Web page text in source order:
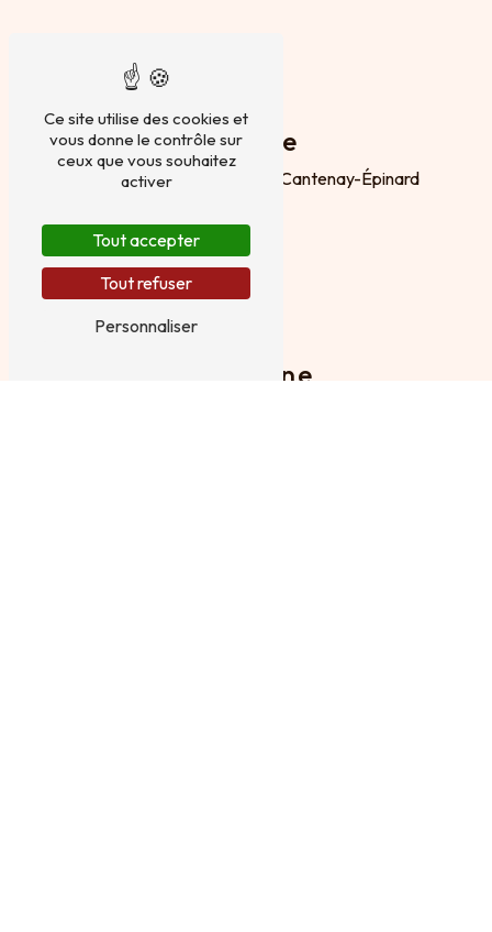
Adresse
Chemin de Bellevue 49460 Cantenay-Épinard
Téléphone
Ce site utilise des cookies et
vous donne le contrôle sur
ceux que vous souhaitez
activer
Tout accepter
Tout refuser
Personnaliser